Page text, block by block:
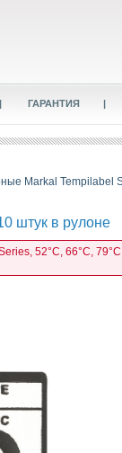
| ГАРАНТИЯ |
Markal Tempilabel
штук в рулоне
52°C, 66°C,